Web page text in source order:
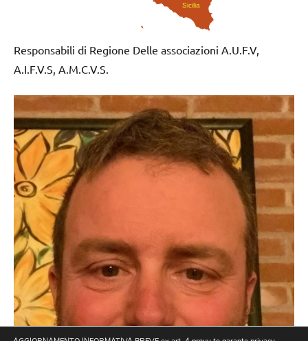
Sicilia
Responsabili di Regione Delle associazioni A.U.F.V,
A.I.F.V.S, A.M.C.V.S.